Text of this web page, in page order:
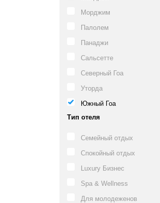
Морджим
Палолем
Панаджи
Сальсетте
Северный Гоа
Уторда
Южный Гоа
Тип отеля
Семейный отдых
Спокойный отдых
Luxury Бизнес
Spa & Wellness
Для молодеженов